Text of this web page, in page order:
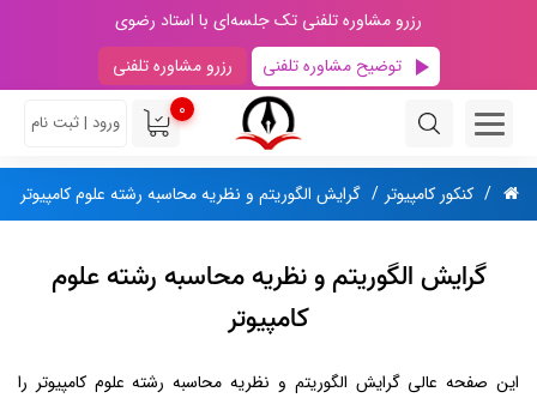
رزرو مشاوره تلفنی تک جلسه‌ای با استاد رضوی
توضیح مشاوره تلفنی
رزرو مشاوره تلفنی
0
ورود | ثبت نام
کنکور کامپیوتر گرایش الگوریتم و نظریه محاسبه رشته علوم کامپیوتر
گرایش الگوریتم و نظریه محاسبه رشته علوم
کامپیوتر
این صفحه عالی گرایش الگوریتم و نظریه محاسبه رشته علوم کامپیوتر را